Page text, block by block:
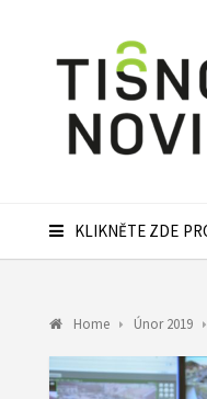
KLIKNĚTE ZDE
Home Únor 2019